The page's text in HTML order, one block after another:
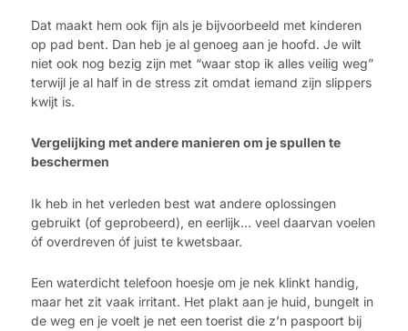
Dat maakt hem ook fijn als je bijvoorbeeld met kinderen
op pad bent. Dan heb je al genoeg aan je hoofd. Je wilt
niet ook nog bezig zijn met “waar stop ik alles veilig weg”
terwijl je al half in de stress zit omdat iemand zijn slippers
kwijt is.
Vergelijking met andere manieren om je spullen te
beschermen
Ik heb in het verleden best wat andere oplossingen
gebruikt (of geprobeerd), en eerlijk… veel daarvan voelen
óf overdreven óf juist te kwetsbaar.
Een waterdicht telefoon hoesje om je nek klinkt handig,
maar het zit vaak irritant. Het plakt aan je huid, bungelt in
de weg en je voelt je net een toerist die z’n paspoort bij